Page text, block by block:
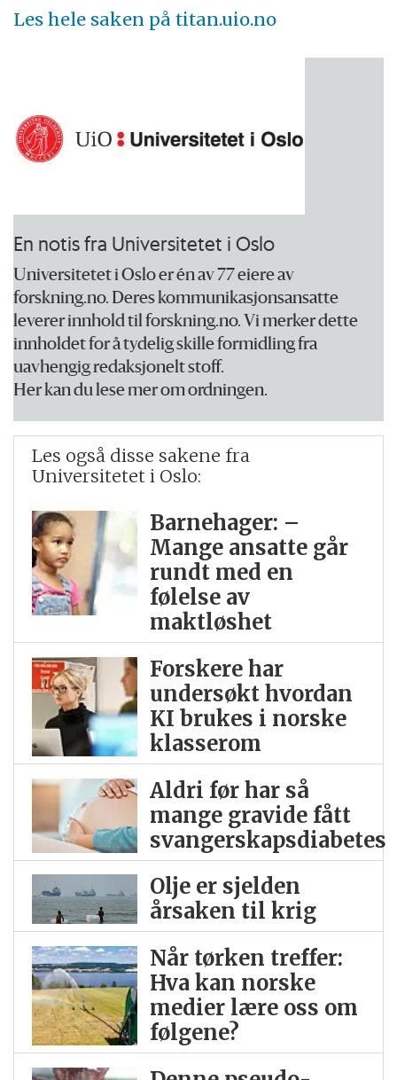
Les hele saken på titan.uio.no
En notis fra Universitetet i Oslo
Universitetet i Oslo er én av 77 eiere av
forskning.no. Deres kommunikasjonsansatte
leverer innhold til forskning.no. Vi merker dette
innholdet for å tydelig skille formidling fra
uavhengig redaksjonelt stoff.
Her kan du lese mer om ordningen.
Les også disse sakene fra
Universitetet i Oslo:
Barnehager: –
Mange ansatte går
rundt med en
følelse av
maktløshet
Forskere har
undersøkt hvordan
KI brukes i norske
klasserom
Aldri før har så
mange gravide fått
svangerskapsdiabetes
Olje er sjelden
årsaken til krig
Når tørken treffer:
Hva kan norske
medier lære oss om
følgene?